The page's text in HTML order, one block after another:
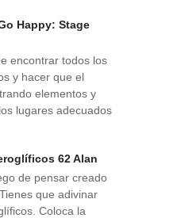
Happy: Stage
encontrar todos los
y hacer que el
elementos y
lugares adecuados
62 Alan
de pensar creado
que adivinar
Coloca la